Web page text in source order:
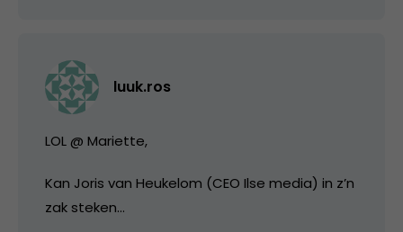
luuk.ros
LOL @ Mariette,
Kan Joris van Heukelom (CEO Ilse media) in z’n
zak steken…